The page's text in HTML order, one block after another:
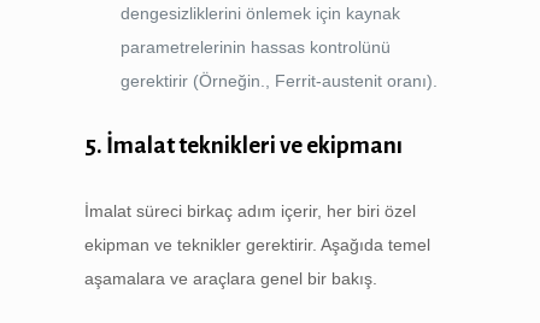
dengesizliklerini önlemek için kaynak
parametrelerinin hassas kontrolünü
gerektirir (Örneğin., Ferrit-austenit oranı).
5. İmalat teknikleri ve ekipmanı
İmalat süreci birkaç adım içerir, her biri özel
ekipman ve teknikler gerektirir. Aşağıda temel
aşamalara ve araçlara genel bir bakış.